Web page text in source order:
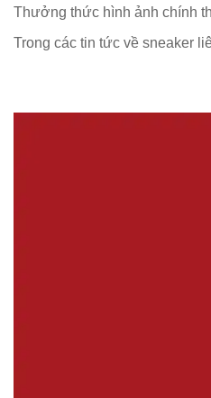
Thưởng thức hình ảnh chính
Trong các tin tức về sneaker